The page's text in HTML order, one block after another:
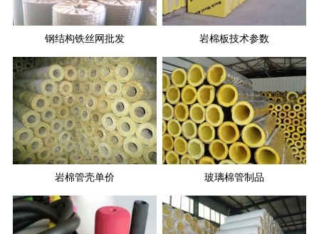
钢结构铁丝网批发 岩棉板技术参数
岩棉管壳单价 玻璃棉管制品